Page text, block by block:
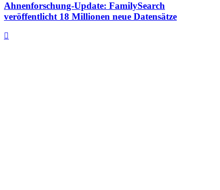
Ahnenforschung-Update: FamilySearch
veröffentlicht 18 Millionen neue Datensätze